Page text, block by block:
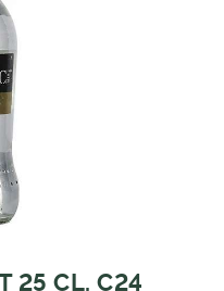
25 CL. C24